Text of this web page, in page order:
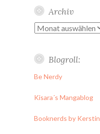
Archiv
Archiv
Blogroll:
Be Nerdy
Kisara´s Mangablog
Booknerds by Kerstin